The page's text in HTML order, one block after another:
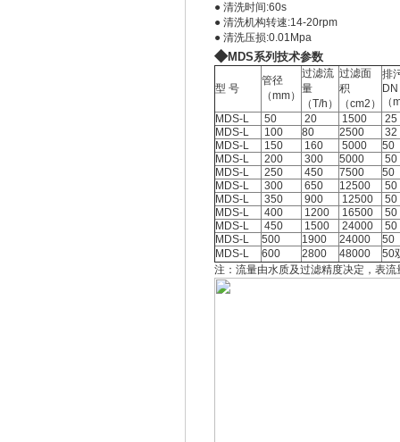
● 清洗时间:60s
● 清洗机构转速:14-20rpm
● 清洗压损:0.01Mpa
◆MDS系列 技术参数
型 号
管径
（mm）
过滤流
量
（T/h）
过滤面
积
（cm2）
排
DN
（
MDS-L
50 20 1500
25
MDS-L
100 80 2500
32
MDS-L
150 160 5000
50
MDS-L
200 300 5000
50
MDS-L
250 450 7500
50
MDS-L
300 650 12500
50
MDS-L
350 900 12500
50
MDS-L
400 1200 16500
50
MDS-L
450 1500 24000
50
MDS-L
500 1900 24000
50
MDS-L
600 2800 48000
50
注：流量由水质及过滤精度决定，表